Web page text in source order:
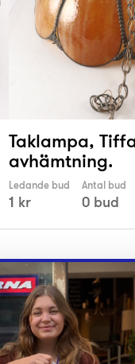
Taklampa,
avhämtning.
Ledande bud
1 kr
Antal bud
0 bud